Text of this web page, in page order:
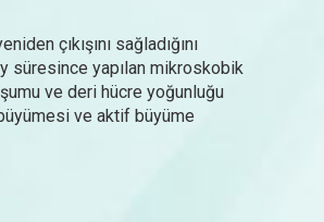
çıkışını sağladığını
süresince yapılan mikroskobik
ve deri hücre yoğunluğu
ve aktif büyüme